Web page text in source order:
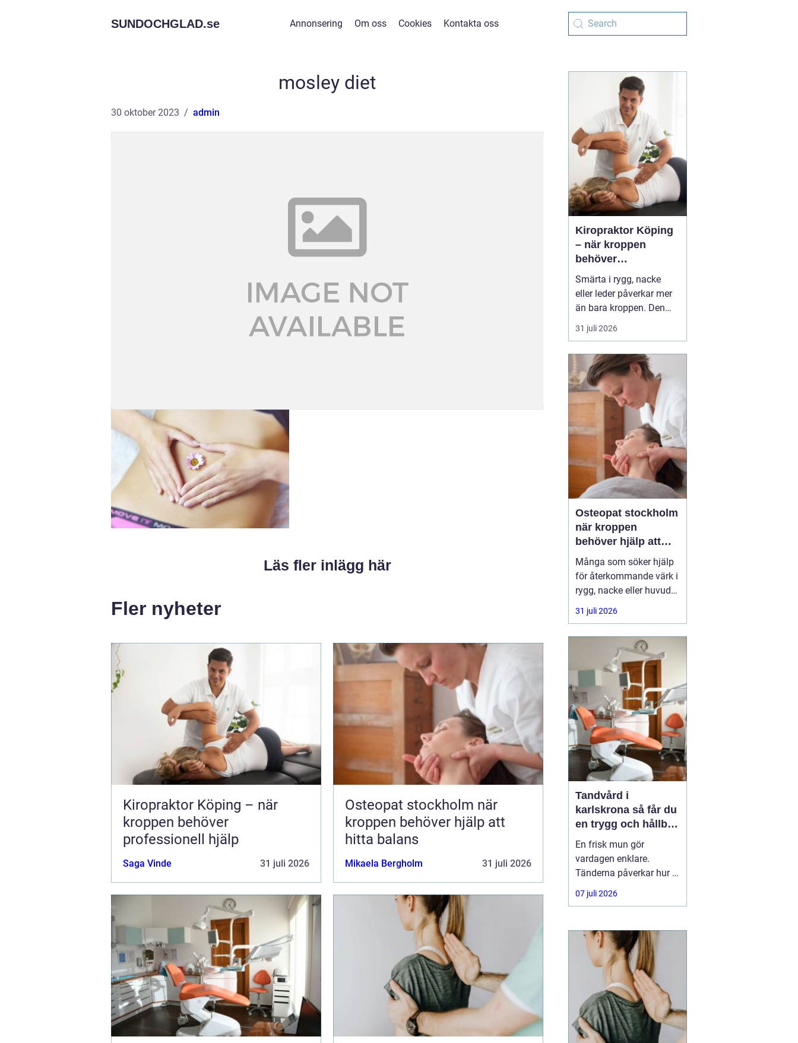
SUNDOCHGLAD.se Annonsering Om oss Cookies Kontakta oss
mosley diet
30 oktober 2023 admin
Läs fler inlägg här
Fler nyheter
Kiropraktor Köping – när
kroppen behöver
professionell hjälp
Saga Vinde 31 juli 2026
Osteopat stockholm när
kroppen behöver hjälp att
hitta balans
Mikaela Bergholm 31 juli 2026
Kiropraktor Köping
– när kroppen
behöver
professionell hjälp
Smärta i rygg, nacke
eller leder påverkar mer
än bara kroppen. Den
kan störa sömnen, göra
det svårt att koncentrera
sådant som arbete,
träning och vardagliga
sysslor. M...
31 juli 2026
Osteopat stockholm
när kroppen
behöver hjälp att
hitta balans
Många som söker hjälp
för återkommande värk i
rygg, nacke eller huvud
har redan provat både
träning, vila och
besvären släpper. Där
någonstans uppstår ofta
intresset för osteopati.
31 juli 2026
Tandvård i
karlskrona så får du
en trygg och hållbar
munhälsa
En frisk mun gör
vardagen enklare.
Tänderna påverkar hur vi
äter, hur vi pratar och hur
trygga vi känner oss i
människor sökerefter
tandvård Karlskrona
handlar
07 juli 2026